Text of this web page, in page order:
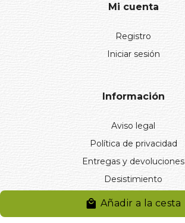
Añadir a la cesta
Mi cuenta
Registro
Iniciar sesión
Información
Aviso legal
Política de privacidad
Entregas y devoluciones
Desistimiento
Desistimiento de compra
Reclamaciones